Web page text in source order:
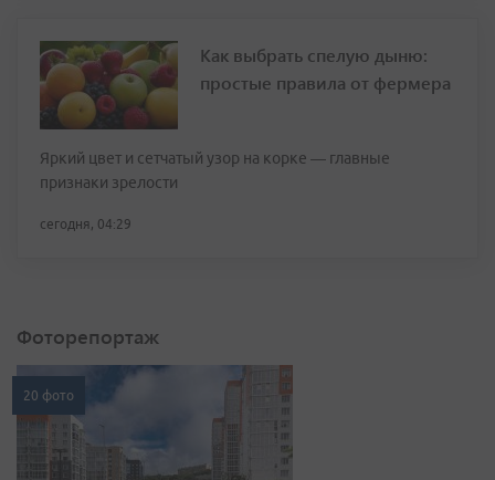
Как выбрать спелую дыню:
простые правила от фермера
Яркий цвет и сетчатый узор на корке — главные
признаки зрелости
сегодня, 04:29
Фоторепортаж
20 фото